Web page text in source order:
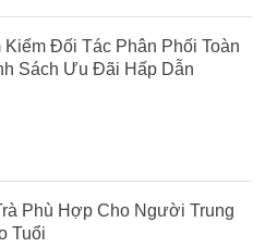
Kiếm Đối Tác Phân Phối Toàn
Sách Ưu Đãi Hấp Dẫn
Phù Hợp Cho Người Trung
Tuổi